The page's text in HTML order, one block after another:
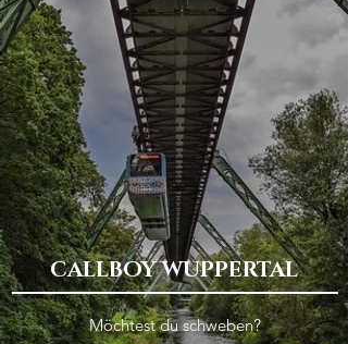
CALLBOY WUPPERTAL
Möchtest du schweben?